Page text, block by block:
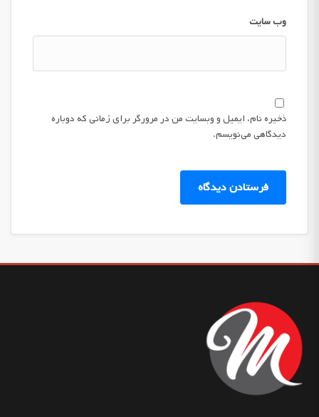
وب‌ سایت
ذخیره نام، ایمیل و وبسایت من در مرورگر برای زمانی که دوباره
دیدگاهی می‌نویسم.